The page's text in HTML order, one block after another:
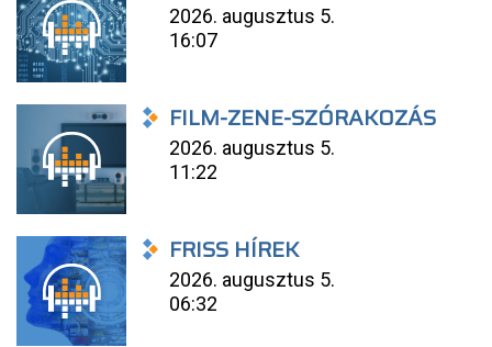
2026. augusztus 5.
16:07
FILM-ZENE-SZÓRAKOZÁS
2026. augusztus 5.
11:22
FRISS HÍREK
2026. augusztus 5.
06:32